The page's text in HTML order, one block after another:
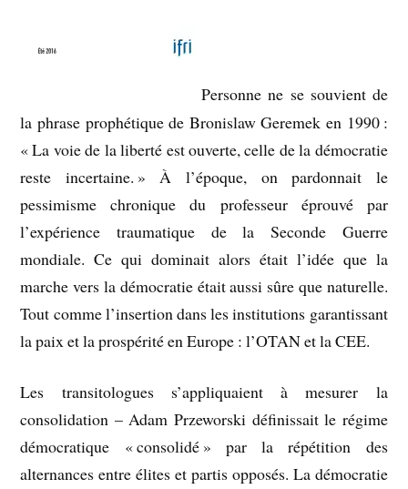
Personne ne se souvient de
la phrase prophétique de Bronislaw Geremek en 1990 :
« La voie de la liberté est ouverte, celle de la démocratie
reste incertaine. » À l’époque, on pardonnait le
pessimisme chronique du professeur éprouvé par
l’expérience traumatique de la Seconde Guerre
mondiale. Ce qui dominait alors était l’idée que la
marche vers la démocratie était aussi sûre que naturelle.
Tout comme l’insertion dans les institutions garantissant
la paix et la prospérité en Europe : l’OTAN et la CEE.
Les transitologues s’appliquaient à mesurer la
consolidation – Adam Przeworski définissait le régime
démocratique « consolidé » par la répétition des
alternances entre élites et partis opposés. La démocratie